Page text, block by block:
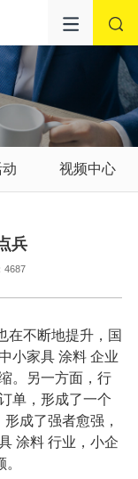
视频中心
兵
4687
在不断地提升，国
小家具 涂料企业
。另一方面，行
单，形成了一个
成了强者愈强，
涂料行业，小企